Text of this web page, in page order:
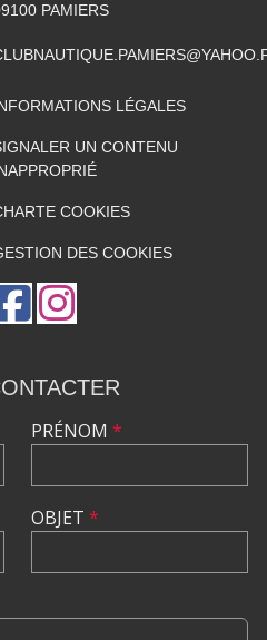
PAMIERS
LÉGALES
UN CONTENU
COOKIES
DES COOKIES
PRÉNOM *
OBJET *